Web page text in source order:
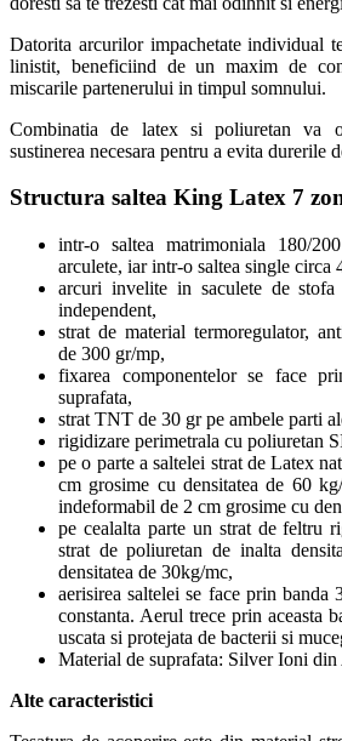
Datorita arcurilor impachetate individual
linistit, beneficiind de un maxim de
miscarile partenerului in timpul somnului.
Combinatia de latex si poliuretan va
sustinerea necesara pentru a evita durerile
Structura saltea King Latex 7
intr-o saltea matrimoniala 180/
arculete, iar intr-o saltea single circa
arcuri invelite in saculete de
independent,
strat de material termoregulator,
de 300 gr/mp,
fixarea componentelor se face
suprafata,
strat TNT de 30 gr pe ambele parti
rigidizare perimetrala cu poliuretan
pe o parte a saltelei strat de Latex
cm grosime cu densitatea de 60
indeformabil de 2 cm grosime cu
pe cealalta parte un strat de feltru
strat de poliuretan de inalta
densitatea de 30kg/mc,
aerisirea saltelei se face prin banda
constanta. Aerul trece prin aceasta
uscata si protejata de bacterii si
Material de suprafata: Silver Ioni
Alte caracteristici